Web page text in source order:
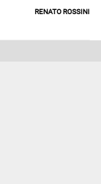
Renato Rossini